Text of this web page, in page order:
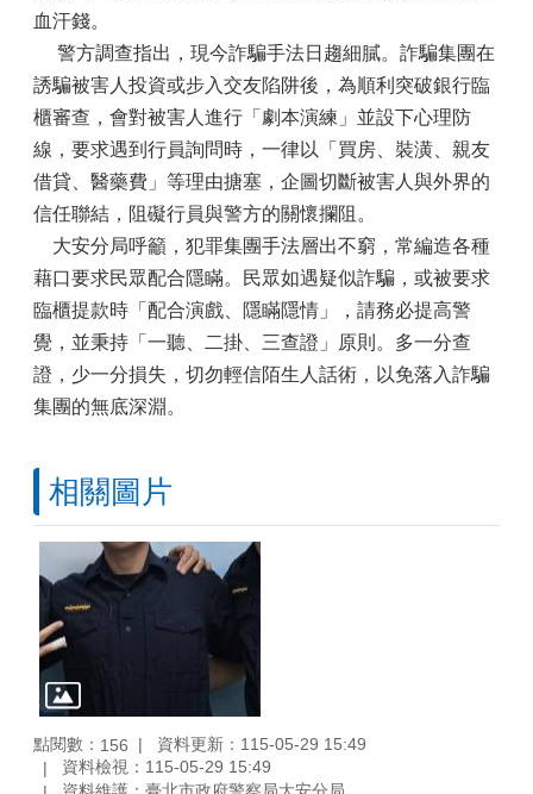
血汗錢。
警方調查指出，現今詐騙手法日趨細膩。詐騙集團在
誘騙被害人投資或步入交友陷阱後，為順利突破銀行臨
櫃審查，會對被害人進行「劇本演練」並設下心理防
線，要求遇到行員詢問時，一律以「買房、裝潢、親友
借貸、醫藥費」等理由搪塞，企圖切斷被害人與外界的
信任聯結，阻礙行員與警方的關懷攔阻。
大安分局呼籲，犯罪集團手法層出不窮，常編造各種
藉口要求民眾配合隱瞞。民眾如遇疑似詐騙，或被要求
臨櫃提款時「配合演戲、隱瞞隱情」，請務必提高警
覺，並秉持「一聽、二掛、三查證」原則。多一分查
證，少一分損失，切勿輕信陌生人話術，以免落入詐騙
集團的無底深淵。
相關圖片
點閱數： 156
資料更新：115-05-29 15:49
資料檢視：115-05-29 15:49